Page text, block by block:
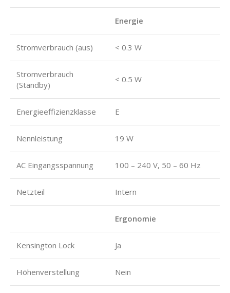
Energie
Stromverbrauch (aus) < 0.3 W
Stromverbrauch
(Standby)
< 0.5 W
Energieeffizienzklasse E
Nennleistung 19 W
AC Eingangsspannung 100 – 240 V, 50 – 60 Hz
Netzteil Intern
Ergonomie
Kensington Lock Ja
Höhenverstellung Nein